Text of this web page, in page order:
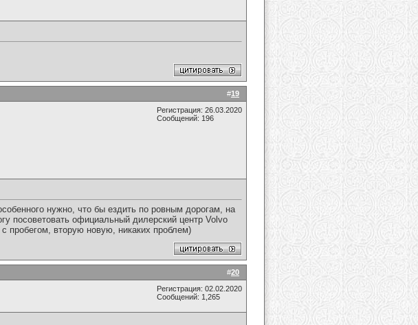
#19
Регистрация: 26.03.2020
Сообщений: 196
нужно, что бы ездить по ровным дорогам, на
посоветовать официальный дилерский центр Volvo
пробегом, вторую новую, никаких проблем)
#20
Регистрация: 02.02.2020
Сообщений: 1,265